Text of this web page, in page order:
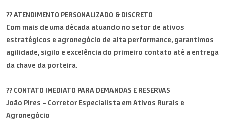
?? ATENDIMENTO PERSONALIZADO & DISCRETO
Com mais de uma década atuando no setor de ativos
estratégicos e agronegócio de alta performance, garantimos
agilidade, sigilo e excelência do primeiro contato até a entrega
da chave da porteira.
?? CONTATO IMEDIATO PARA DEMANDAS E RESERVAS
João Pires – Corretor Especialista em Ativos Rurais e
Agronegócio